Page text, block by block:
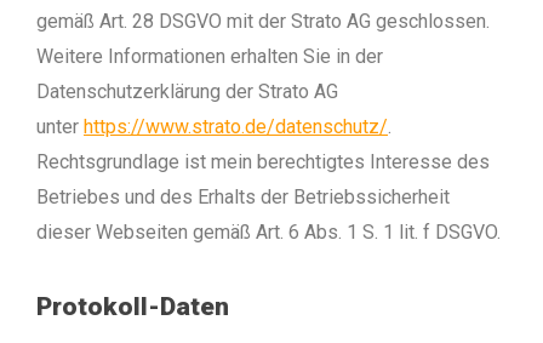
gemäß Art. 28 DSGVO mit der Strato AG geschlossen.
Weitere Informationen erhalten Sie in der
Datenschutzerklärung der Strato AG
unter https://www.strato.de/datenschutz/.
Rechtsgrundlage ist mein berechtigtes Interesse des
Betriebes und des Erhalts der Betriebssicherheit
dieser Webseiten gemäß Art. 6 Abs. 1 S. 1 lit. f DSGVO.
Protokoll-Daten